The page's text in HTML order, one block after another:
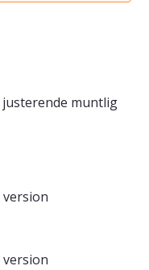
muntlig
version
version